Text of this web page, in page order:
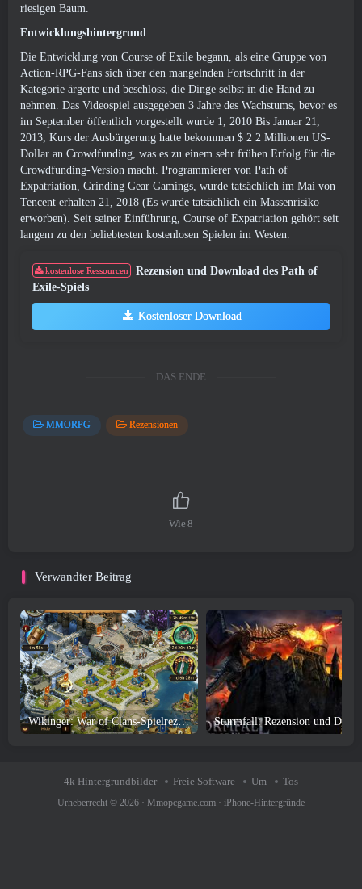
riesigen Baum.
Entwicklungshintergrund
Die Entwicklung von Course of Exile begann, als eine Gruppe von
Action-RPG-Fans sich über den mangelnden Fortschritt in der
Kategorie ärgerte und beschloss, die Dinge selbst in die Hand zu
nehmen. Das Videospiel ausgegeben 3 Jahre des Wachstums, bevor es
im September öffentlich vorgestellt wurde 1, 2010 Bis Januar 21,
2013, Kurs der Ausbürgerung hatte bekommen $ 2 2 Millionen US-
Dollar an Crowdfunding, was es zu einem sehr frühen Erfolg für die
Crowdfunding-Version macht. Programmierer von Path of
Expatriation, Grinding Gear Gamings, wurde tatsächlich im Mai von
Tencent erhalten 21, 2018 (Es wurde tatsächlich ein Massenrisiko
erworben). Seit seiner Einführung, Course of Expatriation gehört seit
langem zu den beliebtesten kostenlosen Spielen im Westen.
kostenlose Ressourcen
Rezension und Download des Path of
Exile-Spiels
Kostenloser Download
DAS ENDE
MMORPG Rezensionen
Wie 8
Verwandter Beitrag
Wikinger: War of Clans-Spielrezension und Download
4k Hintergrundbilder Freie Software Um Tos
Urheberrecht © 2026 · Mmopcgame.com · iPhone-Hintergründe